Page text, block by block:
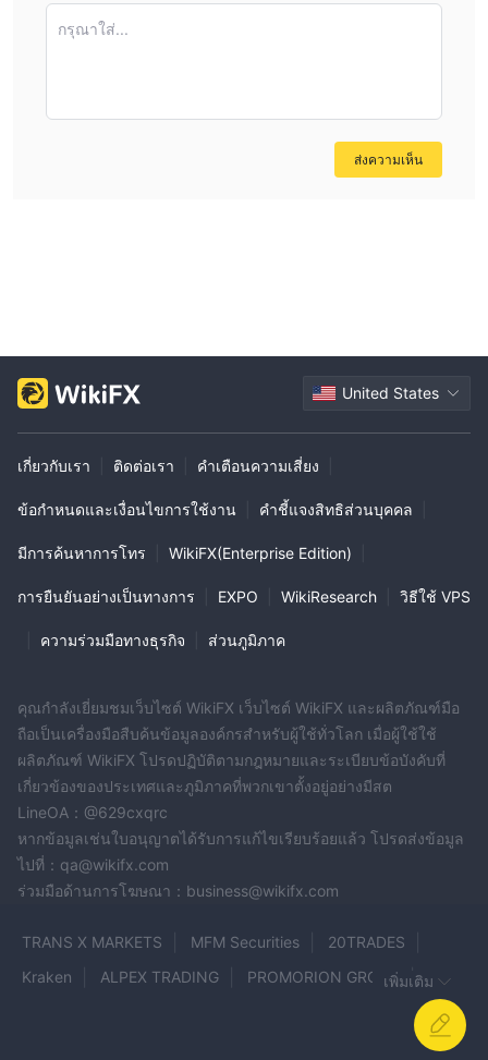
กรุณาใส่...
ส่งความเห็น
United States
เกี่ยวกับเรา ติดต่อเรา คำเตือนความเสี่ยง
ข้อกำหนดและเงื่อนไขการใช้งาน คำชี้แจงสิทธิส่วนบุคคล
มีการค้นหาการโทร WikiFX(Enterprise Edition)
การยืนยันอย่างเป็นทางการ EXPO WikiResearch วิธีใช้ VPS
ความร่วมมือทางธุรกิจ ส่วนภูมิภาค
คุณกำลังเยี่ยมชมเว็บไซต์ WikiFX เว็บไซต์ WikiFX และผลิตภัณฑ์มือ
ถือเป็นเครื่องมือสืบค้นข้อมูลองค์กรสำหรับผู้ใช้ทั่วโลก เมื่อผู้ใช้ใช้
ผลิตภัณฑ์ WikiFX โปรดปฏิบัติตามกฎหมายและระเบียบข้อบังคับที่
เกี่ยวข้องของประเทศและภูมิภาคที่พวกเขาตั้งอยู่อย่างมีสต
LineOA：@629cxqrc
หากข้อมูลเช่นใบอนุญาตได้รับการแก้ไขเรียบร้อยแล้ว โปรดส่งข้อมูล
ไปที่：qa@wikifx.com
ร่วมมือด้านการโฆษณา：business@wikifx.com
TRANS X MARKETS MFM Securities
20TRADES
Kraken
ALPEX TRADING
PROMORION GROUP
FX Trade Terminal
เพิ่มเติม